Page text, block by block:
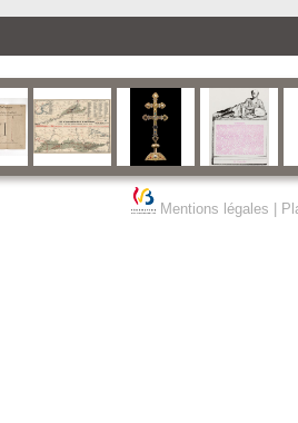
Mentions légales